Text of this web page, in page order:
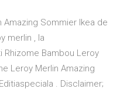
Amazing Sommier Ikea de
merlin , la
Rhizome Bambou Leroy
Leroy Merlin Amazing
. Disclaimer;